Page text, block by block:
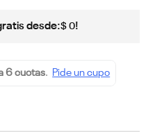
desde:$ 0!